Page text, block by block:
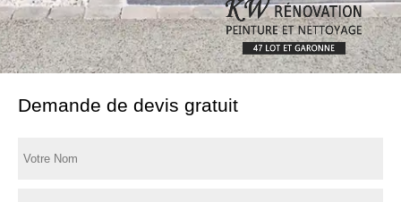
Demande de devis gratuit